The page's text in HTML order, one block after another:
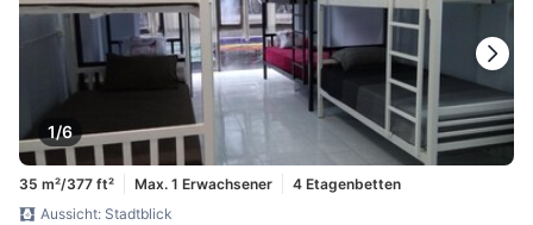
1/6
35 m²/377 ft² Max. 1 Erwachsener
4 Etagenbetten
Aussicht: Stadtblick